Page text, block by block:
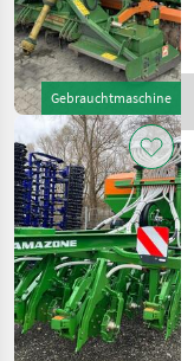
Gebrauchtmaschine